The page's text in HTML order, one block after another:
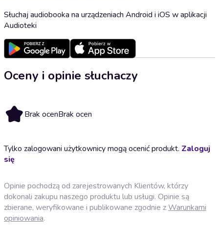
Słuchaj audiobooka na urządzeniach Android i iOS w aplikacji
Audioteki
Oceny i opinie słuchaczy
Brak ocenBrak ocen
Tylko zalogowani użytkownicy mogą ocenić produkt. Zaloguj
się
Opinie pochodzą od zarejestrowanych Klientów, którzy
dokonali zakupu naszego produktu lub usługi. Opinie są
zbierane, weryfikowane i publikowane zgodnie zWarunkami
opiniowania.